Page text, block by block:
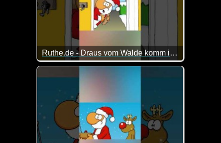
Ruthe.de - Draus vom Walde komm ich her
Es läuft eben nicht immer alles glatt ;-)